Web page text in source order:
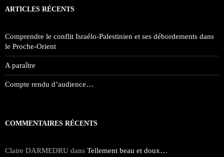
ARTICLES RÉCENTS
Comprendre le conflit Israélo-Palestinien et ses débordements dans
le Proche-Orient
A paraître
Compte rendu d’audience…
COMMENTAIRES RÉCENTS
Claire DARMEDRU dans Tellement beau et doux…